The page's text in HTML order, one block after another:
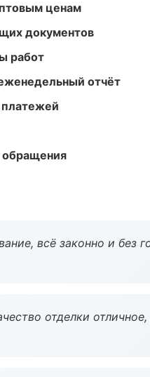
ценам
документов
работ
отчёт
платежей
обращения
всё законно и без
отделки